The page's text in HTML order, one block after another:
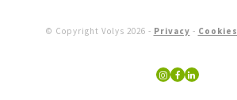
© Copyright Volys 2026 - Privacy - Cookies